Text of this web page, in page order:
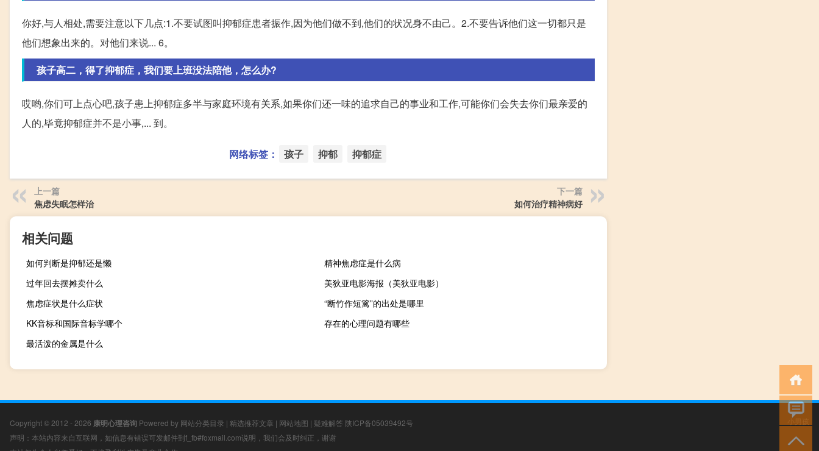
你好,与人相处,需要注意以下几点:1.不要试图叫抑郁症患者振作,因为他们做不到,他们的状况身不由己。2.不要告诉他们这一切都只是
他们想象出来的。对他们来说... 6。
孩子高二，得了抑郁症，我们要上班没法陪他，怎么办?
哎哟,你们可上点心吧,孩子患上抑郁症多半与家庭环境有关系,如果你们还一味的追求自己的事业和工作,可能你们会失去你们最亲爱的
人的,毕竟抑郁症并不是小事,... 到。
网络标签： 孩子 抑郁 抑郁症
上一篇
焦虑失眠怎样治
下一篇
如何治疗精神病好
相关问题
如何判断是抑郁还是懒
精神焦虑症是什么病
过年回去摆摊卖什么
美狄亚电影海报（美狄亚电影）
焦虑症状是什么症状
“断竹作短篱”的出处是哪里
KK音标和国际音标学哪个
存在的心理问题有哪些
最活泼的金属是什么
Copyright © 2012 - 2026 康明心理咨询 Powered by 网站分类目录 | 精选推荐文章 | 网站地图 | 疑难解答 陕ICP备05039492号
声明：本站内容来自互联网，如信息有错误可发邮件到f_fb#foxmail.com说明，我们会及时纠正，谢谢
小男孩